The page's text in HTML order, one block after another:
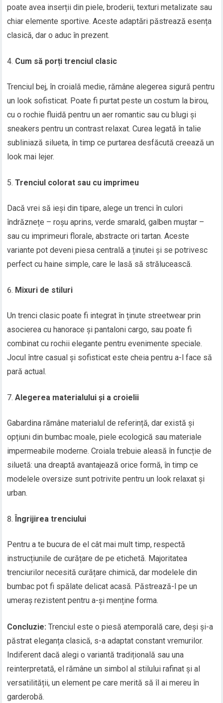
poate avea inserții din piele, broderii, texturi metalizate sau
chiar elemente sportive. Aceste adaptări păstrează esența
clasică, dar o aduc în prezent.
Cum să porți trenciul clasic
Trenciul bej, în croială medie, rămâne alegerea sigură pentru
un look sofisticat. Poate fi purtat peste un costum la birou,
cu o rochie fluidă pentru un aer romantic sau cu blugi și
sneakers pentru un contrast relaxat. Curea legată în talie
subliniază silueta, în timp ce purtarea desfăcută creează un
look mai lejer.
Trenciul colorat sau cu imprimeu
Dacă vrei să ieși din tipare, alege un trenci în culori
îndrăznețe – roșu aprins, verde smarald, galben muștar –
sau cu imprimeuri florale, abstracte ori tartan. Aceste
variante pot deveni piesa centrală a ținutei și se potrivesc
perfect cu haine simple, care le lasă să strălucească.
Mixuri de stiluri
Un trenci clasic poate fi integrat în ținute streetwear prin
asocierea cu hanorace și pantaloni cargo, sau poate fi
combinat cu rochii elegante pentru evenimente speciale.
Jocul între casual și sofisticat este cheia pentru a-l face să
pară actual.
Alegerea materialului și a croielii
Gabardina rămâne materialul de referință, dar există și
opțiuni din bumbac moale, piele ecologică sau materiale
impermeabile moderne. Croiala trebuie aleasă în funcție de
siluetă: una dreaptă avantajează orice formă, în timp ce
modelele oversize sunt potrivite pentru un look relaxat și
urban.
Îngrijirea trenciului
Pentru a te bucura de el cât mai mult timp, respectă
instrucțiunile de curățare de pe etichetă. Majoritatea
trenciurilor necesită curățare chimică, dar modelele din
bumbac pot fi spălate delicat acasă. Păstrează-l pe un
umeraș rezistent pentru a-și menține forma.
Concluzie: Trenciul este o piesă atemporală care, deși și-a
păstrat eleganța clasică, s-a adaptat constant vremurilor.
Indiferent dacă alegi o variantă tradițională sau una
reinterpretată, el rămâne un simbol al stilului rafinat și al
versatilității, un element pe care merită să îl ai mereu în
garderobă.